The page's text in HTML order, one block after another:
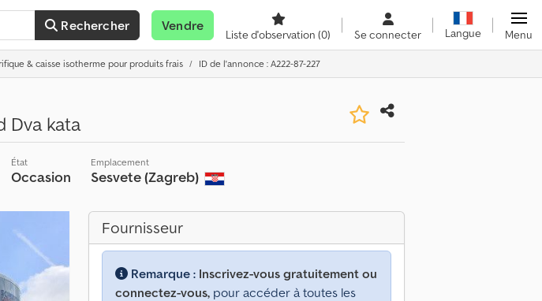
Rechercher Vendre
Liste d'observation (0) Se connecter Langue Menu
& caisse isotherme pour produits frais ID de l'annonce : A222-87-227
Dva kata
État
Occasion
Emplacement
Sesvete (Zagreb)
Fournisseur
Remarque : Inscrivez-vous gratuitement ou
connectez-vous, pour accéder à toutes les